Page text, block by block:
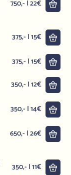
750,- | 22€
375,- | 15€
375,- | 15€
350,- | 12€
350,- | 14€
650,- | 26€
350,- | 11€